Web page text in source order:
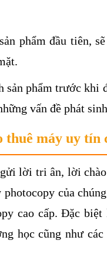
phẩm đầu tiên,
sản phẩm trước
vấn đề phát
thuê máy uy tín
lời tri ân, lời chào
của
cao cấp. Đặc
học cũng như